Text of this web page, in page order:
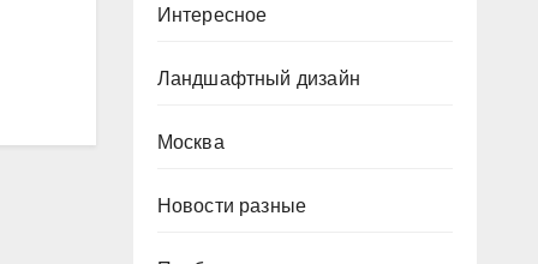
Интересное
Ландшафтный дизайн
Москва
Новости разные